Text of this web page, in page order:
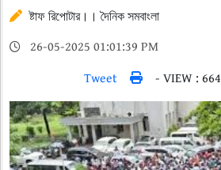
ষ্টাফ রিপোটার।। দৈনিক সমবাংলা
26-05-2025 01:01:39 PM
Tweet
- VIEW : 664